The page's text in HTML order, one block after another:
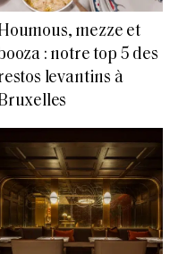
mezze et
: notre top 5 des
levantins à